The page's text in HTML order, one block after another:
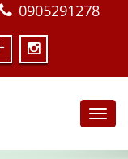
0905291278